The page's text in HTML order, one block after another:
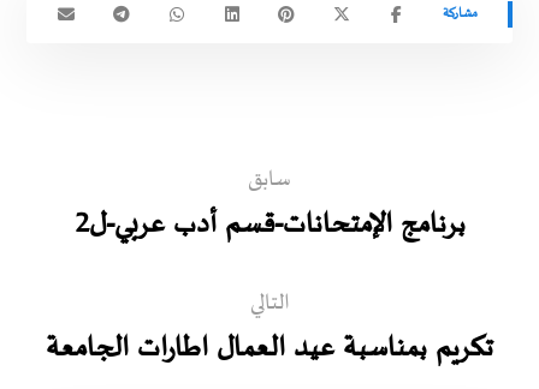
سابق
برنامج الإمتحانات-قسم أدب عربي-ل2
التالي
تكريم بمناسبة عيد العمال اطارات الجامعة